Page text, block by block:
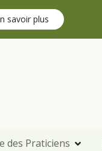
savoir plus
des Praticiens